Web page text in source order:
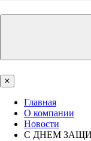
Главная
О компании
Новости
С ДНЕМ